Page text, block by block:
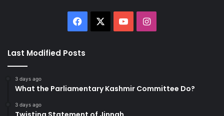
Facebook YouTubeInstagram
Last Modified Posts
3 days ago
What the Parliamentary Kashmir Committee Do?
3 days ago